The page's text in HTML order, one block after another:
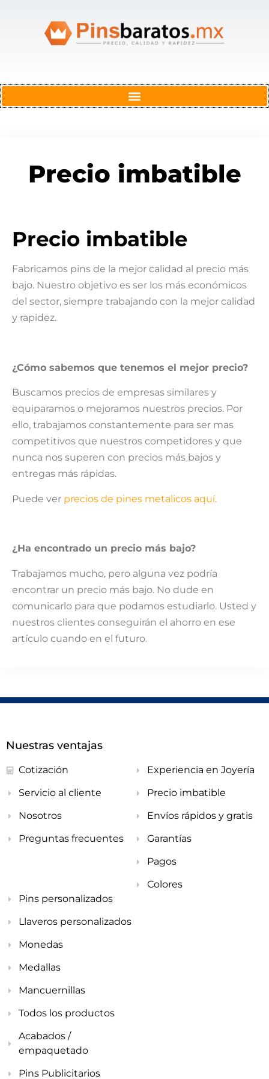
Precio imbatible
Precio imbatible
Fabricamos pins de la mejor calidad al precio más
bajo. Nuestro objetivo es ser los más económicos
del sector, siempre trabajando con la mejor calidad
y rapidez.
¿Cómo sabemos que tenemos el mejor precio?
Buscamos precios de empresas similares y
equiparamos o mejoramos nuestros precios. Por
ello, trabajamos constantemente para ser mas
competitivos que nuestros competidores y que
nunca nos superen con precios más bajos y
entregas más rápidas.
Puede ver precios de pines metalicos aquí.
¿Ha encontrado un precio más bajo?
Trabajamos mucho, pero alguna vez podría
encontrar un precio más bajo. No dude en
comunicarlo para que podamos estudiarlo. Usted y
nuestros clientes conseguirán el ahorro en ese
artículo cuando en el futuro.
Nuestras ventajas
Cotización
Servicio al cliente
Nosotros
Preguntas frecuentes
Experiencia en Joyería
Precio imbatible
Envíos rápidos y gratis
Garantías
Pagos
Colores
Pins personalizados
Llaveros personalizados
Monedas
Medallas
Mancuernillas
Todos los productos
Acabados /
empaquetado
Pins Publicitarios